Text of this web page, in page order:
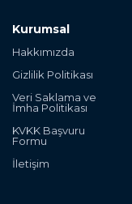
Kurumsal
Hakkımızda
Gizlilik Politikası
Veri Saklama ve
İmha Politikası
KVKK Başvuru
Formu
İletişim